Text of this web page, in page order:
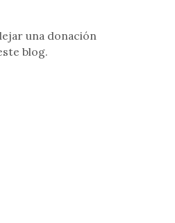
una donación
blog.